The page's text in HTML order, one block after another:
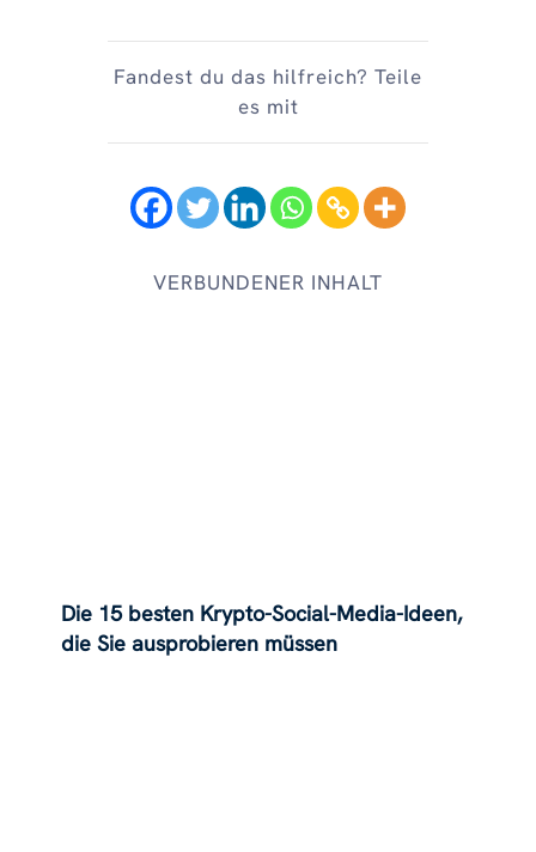
Fandest du das hilfreich? Teile
es mit
VERBUNDENER INHALT
Die 15 besten Krypto-Social-Media-Ideen,
die Sie ausprobieren müssen